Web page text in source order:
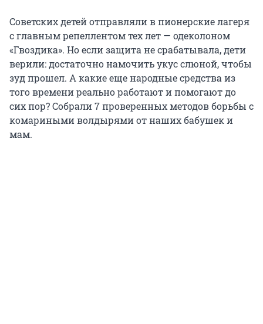
Советских детей отправляли в пионерские лагеря
с главным репеллентом тех лет — одеколоном
«Гвоздика». Но если защита не срабатывала, дети
верили: достаточно намочить укус слюной, чтобы
зуд прошел. А какие еще народные средства из
того времени реально работают и помогают до
сих пор? Собрали 7 проверенных методов борьбы с
комариными волдырями от наших бабушек и
мам.